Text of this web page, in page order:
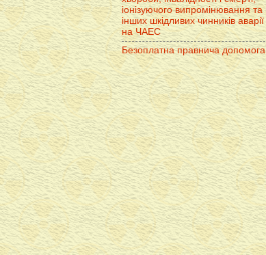
іонізуючого випромінювання та
інших шкідливих чинників аварії
на ЧАЕС
Безоплатна правнича допомога